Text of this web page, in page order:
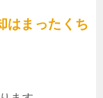
はまったくち